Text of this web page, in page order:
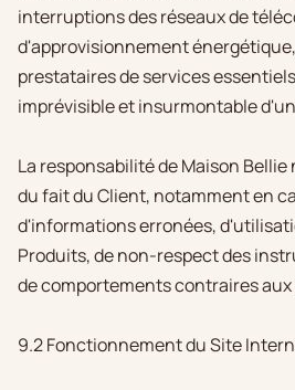
interruptions des réseaux de
d'approvisionnement
prestataires de services
imprévisible et insurmontable
La responsabilité de Maison
du fait du Client, notamment en
d'informations erronées,
Produits, de non-respect des
de comportements contraires aux
9.2 Fonctionnement du Site